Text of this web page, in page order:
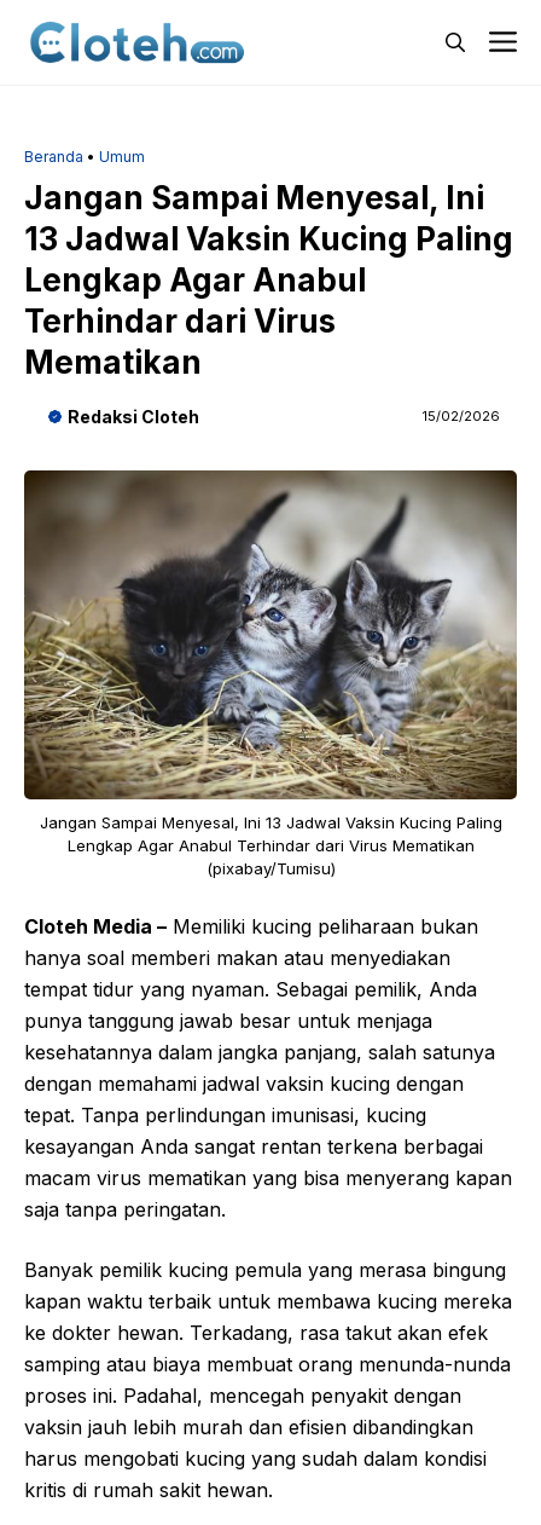
Beranda • Umum
Jangan Sampai Menyesal, Ini
13 Jadwal Vaksin Kucing Paling
Lengkap Agar Anabul
Terhindar dari Virus
Mematikan
Redaksi Cloteh 15/02/2026
Jangan Sampai Menyesal, Ini 13 Jadwal Vaksin Kucing Paling
Lengkap Agar Anabul Terhindar dari Virus Mematikan
(pixabay/Tumisu)
Cloteh Media – Memiliki kucing peliharaan bukan
hanya soal memberi makan atau menyediakan
tempat tidur yang nyaman. Sebagai pemilik, Anda
punya tanggung jawab besar untuk menjaga
kesehatannya dalam jangka panjang, salah satunya
dengan memahami jadwal vaksin kucing dengan
tepat. Tanpa perlindungan imunisasi, kucing
kesayangan Anda sangat rentan terkena berbagai
macam virus mematikan yang bisa menyerang kapan
saja tanpa peringatan.
Banyak pemilik kucing pemula yang merasa bingung
kapan waktu terbaik untuk membawa kucing mereka
ke dokter hewan. Terkadang, rasa takut akan efek
samping atau biaya membuat orang menunda-nunda
proses ini. Padahal, mencegah penyakit dengan
vaksin jauh lebih murah dan efisien dibandingkan
harus mengobati kucing yang sudah dalam kondisi
kritis di rumah sakit hewan.